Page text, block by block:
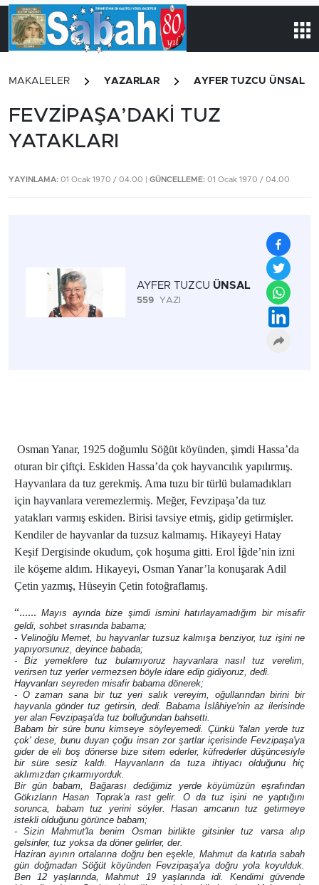
MAKALELER YAZARLAR AYFER TUZCU ÜNSAL
FEVZİPAŞA’DAKİ TUZ
YATAKLARI
YAYINLAMA: 01 Ocak 1970 / 04.00 | GÜNCELLEME: 01 Ocak 1970 / 04.00
AYFER TUZCU ÜNSAL
559 YAZI
Osman Yanar, 1925 doğumlu Söğüt köyünden, şimdi Hassa’da
oturan bir çiftçi. Eskiden Hassa’da çok hayvancılık yapılırmış.
Hayvanlara da tuz gerekmiş. Ama tuzu bir türlü bulamadıkları
için hayvanlara veremezlermiş. Meğer, Fevzipaşa’da tuz
yatakları varmış eskiden. Birisi tavsiye etmiş, gidip getirmişler.
Kendiler de hayvanlar da tuzsuz kalmamış. Hikayeyi Hatay
Keşif Dergisinde okudum, çok hoşuma gitti. Erol İğde’nin izni
ile köşeme aldım. Hikayeyi, Osman Yanar’la konuşarak Adil
Çetin yazmış, Hüseyin Çetin fotoğraflamış.
“......Mayıs ayında bize şimdi ismini hatırlayamadığım bir misafir
geldi, sohbet sırasında babama;
- Velinoğlu Memet, bu hayvanlar tuzsuz kalmışa benziyor, tuz işini ne
yapıyorsunuz, deyince babada;
- Biz yemeklere tuz bulamıyoruz hayvanlara nasıl tuz verelim,
verirsen tuz yerler vermezsen böyle idare edip gidiyoruz, dedi.
Hayvanları seyreden misafir babama dönerek;
- O zaman sana bir tuz yeri salık vereyim, oğullarından birini bir
hayvanla gönder tuz getirsin, dedi. Babama İslâhiye'nin az ilerisinde
yer alan Fevzipaşa'da tuz bolluğundan bahsetti.
Babam bir süre bunu kimseye söyleyemedi. Çünkü 'falan yerde tuz
çok' dese, bunu duyan çoğu insan zor şartlar içerisinde Fevzipaşa'ya
gider de eli boş dönerse bize sitem ederler, küfrederler düşüncesiyle
bir süre sesiz kaldı. Hayvanların da tuza ihtiyacı olduğunu hiç
aklımızdan çıkarmıyorduk.
Bir gün babam, Bağarası dediğimiz yerde köyümüzün eşrafından
Gökızların Hasan Toprak'a rast gelir. O da tuz işini ne yaptığını
sorunca, babam tuz yerini söyler. Hasan amcanın tuz getirmeye
istekli olduğunu görünce babam;
- Sizin Mahmut'la benim Osman birlikte gitsinler tuz varsa alıp
gelsinler, tuz yoksa da döner gelirler, der.
Haziran ayının ortalarına doğru ben eşekle, Mahmut da katırla sabah
gün doğmadan Söğüt köyünden Fevzipaşa'ya doğru yola koyulduk.
Ben 12 yaşlarında, Mahmut 19 yaşlarında idi. Kendimi güvende